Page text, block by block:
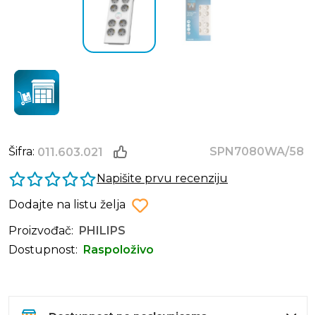
Šifra: 011.603.021
SPN7080WA/58
Napišite prvu recenziju
Dodajte na listu želja
Proizvođač:
PHILIPS
Dostupnost:
Raspoloživo